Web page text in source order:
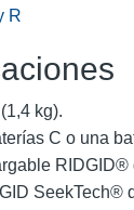
R
kg).
C o una
RIDGID®
SeekTech®